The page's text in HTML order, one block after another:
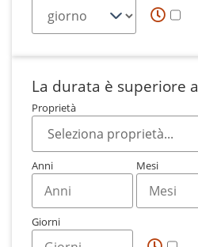
La durata è superiore a
Proprietà
Anni Mesi
Giorni